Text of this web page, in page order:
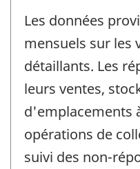
Les données
mensuels sur les
détaillants. Les
leurs ventes,
d'emplacements
opérations de
suivi des non-